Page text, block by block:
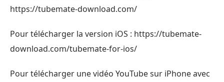
https://tubemate-download.com/
Pour télécharger la version iOS : https://tubemate-
download.com/tubemate-for-ios/
Pour télécharger une vidéo YouTube sur iPhone avec